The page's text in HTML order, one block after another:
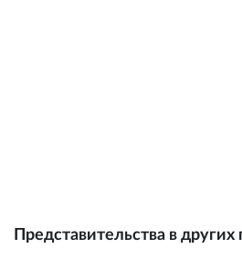
Представительства в других